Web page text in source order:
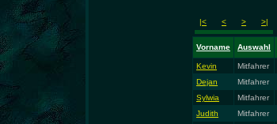
|< < > >|
Vorname Auswahl
Kevin Mitfahrer
Dejan
Mitfahrer
Sylwia
Mitfahrer
Judith
Mitfahrer